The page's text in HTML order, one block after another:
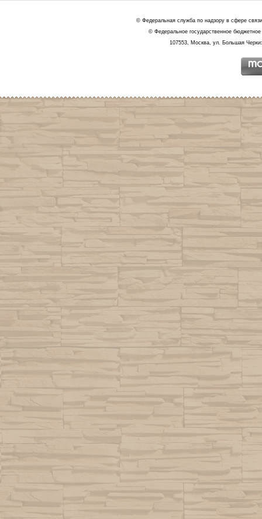
© Федеральная служба по надзору в сфере
© Федеральное государственное
107553, Москва, ул. Большая